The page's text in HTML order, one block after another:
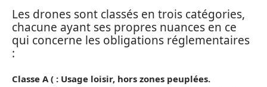
Les drones sont classés en trois catégories,
chacune ayant ses propres nuances en ce
qui concerne les obligations réglementaires
:
Classe A ( : Usage loisir, hors zones peuplées.